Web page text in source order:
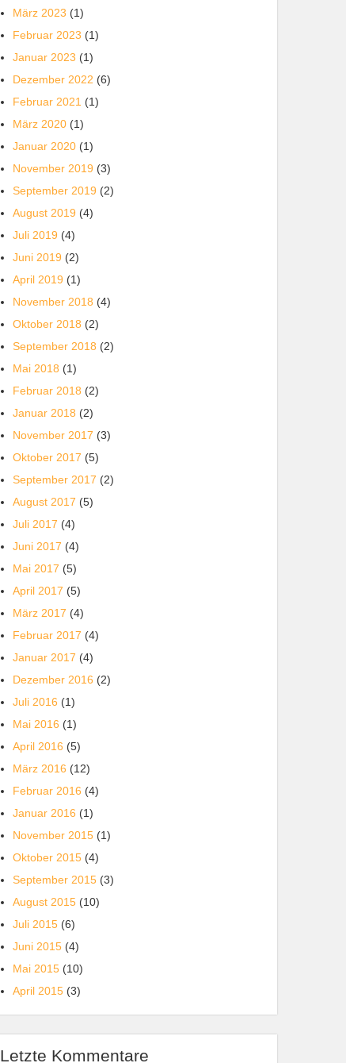
März 2023 (1)
Februar 2023 (1)
Januar 2023 (1)
Dezember 2022 (6)
Februar 2021 (1)
März 2020 (1)
Januar 2020 (1)
November 2019 (3)
September 2019 (2)
August 2019 (4)
Juli 2019 (4)
Juni 2019 (2)
April 2019 (1)
November 2018 (4)
Oktober 2018 (2)
September 2018 (2)
Mai 2018 (1)
Februar 2018 (2)
Januar 2018 (2)
November 2017 (3)
Oktober 2017 (5)
September 2017 (2)
August 2017 (5)
Juli 2017 (4)
Juni 2017 (4)
Mai 2017 (5)
April 2017 (5)
März 2017 (4)
Februar 2017 (4)
Januar 2017 (4)
Dezember 2016 (2)
Juli 2016 (1)
Mai 2016 (1)
April 2016 (5)
März 2016 (12)
Februar 2016 (4)
Januar 2016 (1)
November 2015 (1)
Oktober 2015 (4)
September 2015 (3)
August 2015 (10)
Juli 2015 (6)
Juni 2015 (4)
Mai 2015 (10)
April 2015 (3)
Letzte Kommentare